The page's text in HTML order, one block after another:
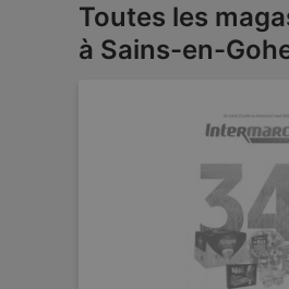
Toutes les
à Sains-en-